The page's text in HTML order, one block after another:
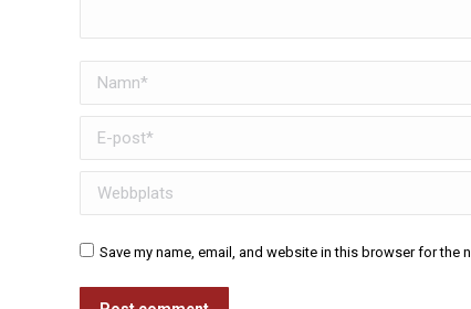
Namn *
E-post *
Webbplats
Save my name, email, and website in this browser for the